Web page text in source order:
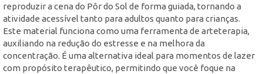
reproduzir a cena do Pôr do Sol de forma guiada, tornando a
atividade acessível tanto para adultos quanto para crianças.
Este material funciona como uma ferramenta de arteterapia,
auxiliando na redução do estresse e na melhora da
concentração. É uma alternativa ideal para momentos de lazer
com propósito terapêutico, permitindo que você foque na